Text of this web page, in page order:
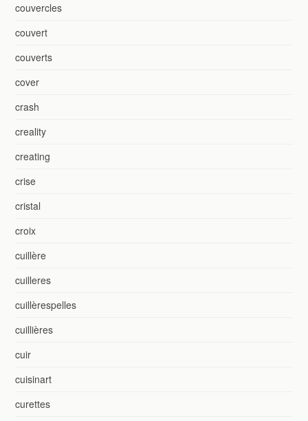
couvercles
couvert
couverts
cover
crash
creality
creating
crise
cristal
croix
cuillère
cuilleres
cuillèrespelles
cuillières
cuir
cuisinart
curettes